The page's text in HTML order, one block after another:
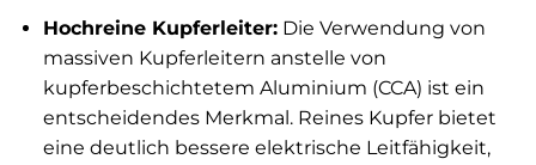
Hochreine Kupferleiter:Die Verwendung von
massiven Kupferleitern anstelle von
kupferbeschichtetem Aluminium (CCA) ist ein
entscheidendes Merkmal. Reines Kupfer bietet
eine deutlich bessere elektrische Leitfähigkeit,